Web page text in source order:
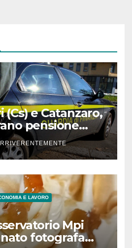
(Cs) e Catanzaro,
pensione
a Tenerife (Spa)
decesso
€, casa
per
inviti a dedurre a
e giuridiche
danno erariale
E LAVORO
Mpi
fotografa